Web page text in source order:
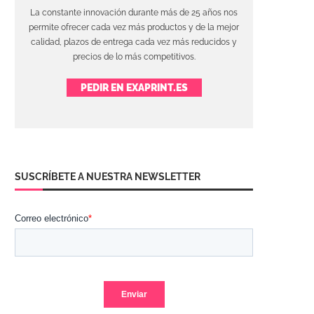
La constante innovación durante más de 25 años nos
permite ofrecer cada vez más productos y de la mejor
calidad, plazos de entrega cada vez más reducidos y
precios de lo más competitivos.
PEDIR EN EXAPRINT.ES
SUSCRÍBETE A NUESTRA NEWSLETTER